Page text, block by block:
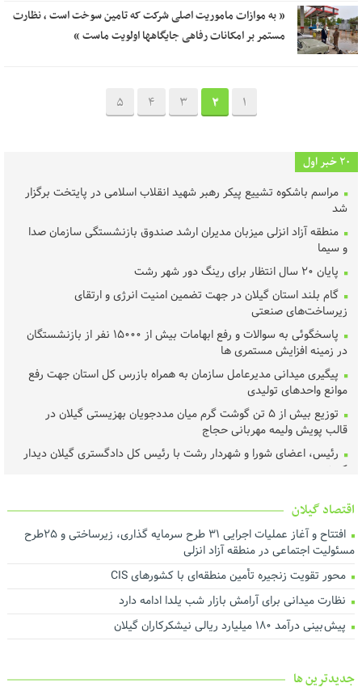
« به موازات ماموریت اصلی شرکت که تامین سوخت است ، نظارت
مستمر بر امکانات رفاهی جایگاهها اولویت ماست »
1
2
3
4
5
20 خبر اول
مراسم باشکوه تشییع پیکر رهبر شهید انقلاب اسلامی در پایتخت برگزار
شد
منطقه آزاد انزلی میزبان مدیران ارشد صندوق بازنشستگی سازمان صدا
و سیما
پایان ۲۰ سال انتظار برای رینگ دور شهر رشت
گام بلند استان گیلان در جهت تضمین امنیت انرژی و ارتقای
زیرساخت‌های صنعتی
پاسخگوئی به سوالات و رفع ابهامات بیش از ۱۵۰۰۰ نفر از بازنشستگان
در زمینه افزایش مستمری ها
پیگیری میدانی مدیرعامل سازمان به همراه بازرس کل استان جهت رفع
موانع واحدهای تولیدی
توزیع بیش از ۵ تن گوشت گرم میان مددجویان بهزیستی گیلان در
قالب پویش ولیمه مهربانی حجاج
رئیس، اعضای شورا و شهردار رشت با رئیس‌ کل دادگستری گیلان دیدار
کردند ‌
خرید تضمینی گندم در گیلان آغاز شد
لزوم اجماع رسانه‌ای برای نجات محیط‌زیست گیلان
هم‌افزایی برای ارتقای فرهنگ مصرف و مدیریت بهینه انرژی
تأخیر در پرداخت تسهیلات، اثربخشی حمایت از تولید را کاهش می‌دهد
درآمد پایدار کلید توسعه شهری است
اجرای بیش از ۵۰ پروژه آبرسانی در گیلان
گیلان
اقتصاد گیلان
افتتاح و آغاز عملیات اجرایی ۳۱ طرح سرمایه گذاری، زیرساختی و ۲۵طرح
مسئولیت اجتماعی در منطقه آزاد انزلی
محور تقویت زنجیره تأمین منطقه‌ای با کشورهای CIS
نظارت میدانی برای آرامش بازار شب یلدا ادامه دارد
پیش بینی درآمد ۱۸۰ میلیارد ریالی نیشکرکاران گیلان
جديدترين ها